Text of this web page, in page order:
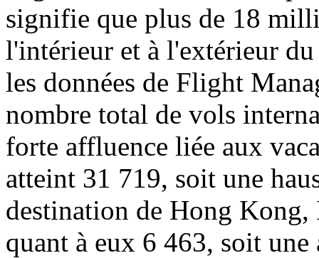
signifie que plus de 18
l'intérieur et à l'extérieur
les données de Flight
nombre total de vols
forte affluence liée aux
atteint 31 719, soit une
destination de Hong
quant à eux 6 463, soit